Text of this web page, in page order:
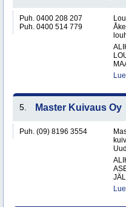
Puh. 0400 208 207
Puh. 0400 514 779
5. Master Kuivaus Oy
Puh. (09) 8196 3554